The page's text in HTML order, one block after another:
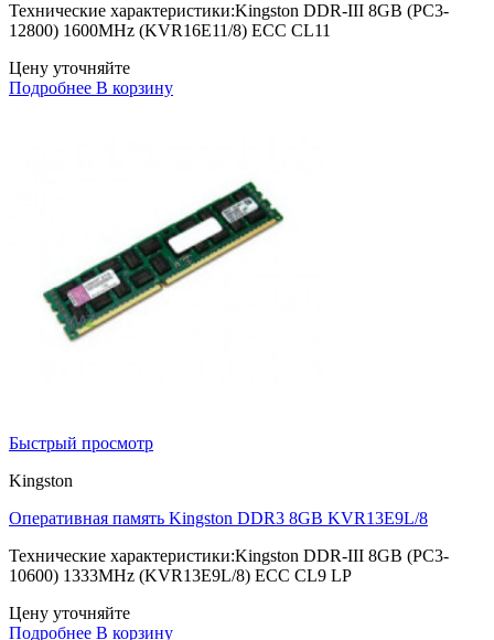
Технические характеристики:Kingston DDR-III 8GB (PC3-
12800) 1600MHz (KVR16E11/8) ECC CL11
Цену уточняйте
Подробнее В корзину
Быстрый просмотр
Kingston
Оперативная память Kingston DDR3 8GB KVR13E9L/8
Технические характеристики:Kingston DDR-III 8GB (PC3-
10600) 1333MHz (KVR13E9L/8) ECC CL9 LP
Цену уточняйте
Подробнее В корзину